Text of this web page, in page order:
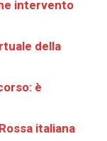
intervento
della
è
italiana